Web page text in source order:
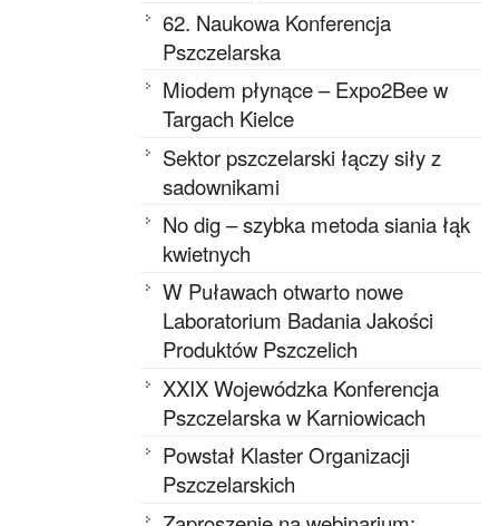
62. Naukowa Konferencja
Pszczelarska
Miodem płynące – Expo2Bee w
Targach Kielce
Sektor pszczelarski łączy siły z
sadownikami
No dig – szybka metoda siania łąk
kwietnych
W Puławach otwarto nowe
Laboratorium Badania Jakości
Produktów Pszczelich
XXIX Wojewódzka Konferencja
Pszczelarska w Karniowicach
Powstał Klaster Organizacji
Pszczelarskich